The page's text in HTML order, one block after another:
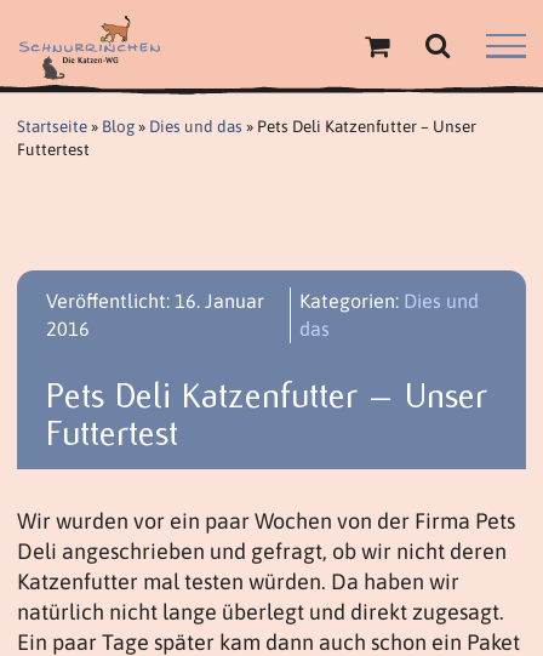
Inhalt
springen
Startseite» Blog» Dies und das » Pets Deli Katzenfutter – Unser
Futtertest
Veröffentlicht: 16. Januar
2016
Kategorien: Dies und
das
Pets Deli Katzenfutter – Unser
Futtertest
Wir wurden vor ein paar Wochen von der Firma Pets
Deli angeschrieben und gefragt, ob wir nicht deren
Katzenfutter mal testen würden. Da haben wir
natürlich nicht lange überlegt und direkt zugesagt.
Ein paar Tage später kam dann auch schon ein Paket